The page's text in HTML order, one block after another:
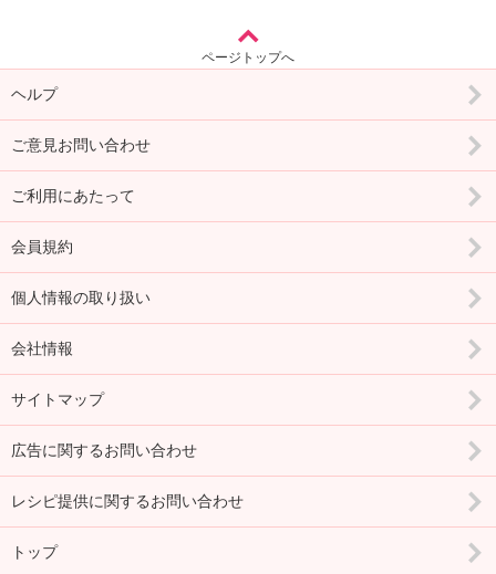
ページトップへ
ヘルプ
ご意見お問い合わせ
ご利用にあたって
会員規約
個人情報の取り扱い
会社情報
サイトマップ
広告に関するお問い合わせ
レシピ提供に関するお問い合わせ
トップ